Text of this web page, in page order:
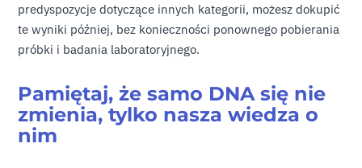
predyspozycje dotyczące innych kategorii, możesz dokupić
te wyniki później, bez konieczności ponownego pobierania
próbki i badania laboratoryjnego.
Pamiętaj, że samo DNA się nie
zmienia, tylko nasza wiedza o
nim